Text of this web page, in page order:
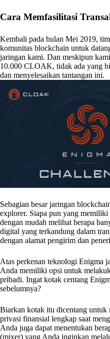
Cara Memfasilitasi
Kembali pada bulan Mei 2019,
komunitas blockchain untuk
jaringan kami. Dan meskipun
10.000 CLOAK, tidak ada yang
dan menyelesaikan tantangan ini.
Sebagian besar jaringan
explorer. Siapa pun yang
dengan mudah melihat berapa
digital yang terkandung dalam
dengan alamat pengirim dan
Atas perkenan teknologi Enigma
Anda memiliki opsi untuk
pribadi. Ingat kotak centang
sebelumnya?
Biarkan kotak itu dicentang untuk
privasi finansial lengkap saat
Anda juga dapat menentukan
(mixer) yang Anda inginkan